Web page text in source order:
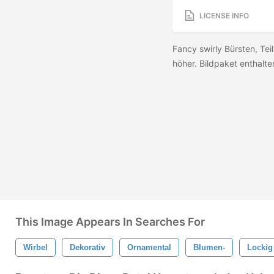
LICENSE INFO
Fancy swirly Bürsten,
höher. Bildpaket
This Image Appears In Searches For
Wirbel Dekorativ Ornamental Blumen- Lockig